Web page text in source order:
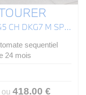
ACTIVE TOURER 225E XDRIVE 245 CH DKG7 M SPORT
sequentiel
24 mois
ou 418.00 €